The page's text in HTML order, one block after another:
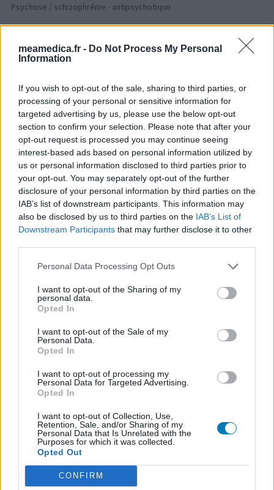
meamedica.fr - Do Not Process My Personal
Information
If you wish to opt-out of the sale, sharing to third parties, or
processing of your personal or sensitive information for
targeted advertising by us, please use the below opt-out
section to confirm your selection. Please note that after your
opt-out request is processed you may continue seeing
interest-based ads based on personal information utilized by
us or personal information disclosed to third parties prior to
your opt-out. You may separately opt-out of the further
disclosure of your personal information by third parties on the
IAB’s list of downstream participants. This information may
also be disclosed by us to third parties on the IAB’s List of
Downstream Participants that may further disclose it to other
Personal Data Processing Opt Outs
I want to opt-out of the Sharing of my
personal data.
Opted In
I want to opt-out of the Sale of my
Personal Data.
Opted In
I want to opt-out of processing my
Personal Data for Targeted Advertising.
Opted In
I want to opt-out of Collection, Use,
Retention, Sale, and/or Sharing of my
Personal Data that Is Unrelated with the
Purposes for which it was collected.
Opted Out
CONFIRM
Psychose / schizophrénie - antipsychotique
Les évaluations de cette page sont écrites par les utilisateurs
eux-mêmes ; ces avis sont d’abord lus, et éventuellement
l’évaluation d’un médicament, avant d’être approuvés. Pour
partager des évaluations, il n’est pas nécessaire de posséder
des connaissances médicales. De cette façon, les évaluations
reflètent seulement une image fidèle des expériences propres
aux utilisateurs et pas celle du propriétaire de ce site web.
N’oubliez-pas que les expériences peuvent varier selon les
individus et que pour tout avis médical, il faut toujours prendre
contact avec votre médecin ou votre pharmacien.